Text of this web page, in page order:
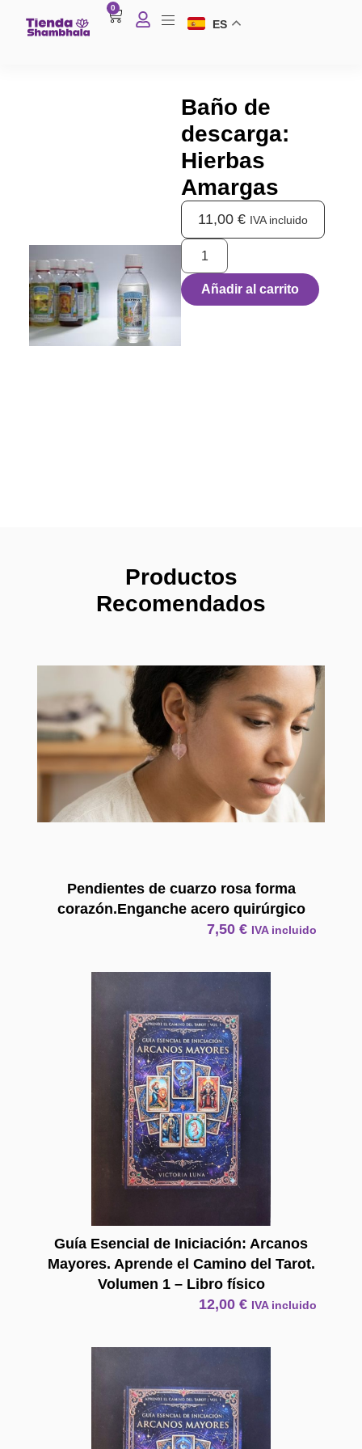
0
ES
Baño de
descarga:
Hierbas
Amargas
11,00 € IVA incluido
Añadir al carrito
Productos
Recomendados
Pendientes de cuarzo rosa forma
corazón.Enganche acero quirúrgico
7,50€ IVA incluido
Guía Esencial de Iniciación: Arcanos
Mayores. Aprende el Camino del Tarot.
Volumen 1 – Libro físico
12,00€ IVA incluido